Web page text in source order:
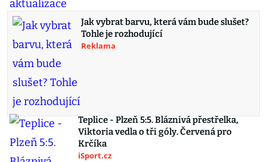
Jak vybrat barvu, která vám bude slušet?
Tohle je rozhodující
Reklama
Teplice - Plzeň 5:5. Bláznivá přestřelka,
Viktoria vedla o tři góly. Červená pro
Krčíka
iSport.cz